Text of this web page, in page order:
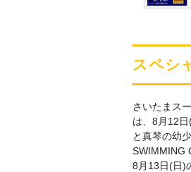
スペシ
さいたまス
は、8月12
と真琴の幼
SWIMMING
8月13日(日)